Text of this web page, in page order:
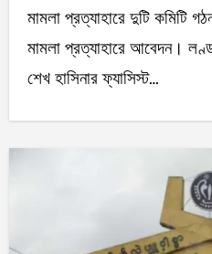
মামলা প্রত্যাহারে দুটি কমিটি গঠন। ৩১ ডিসেম্বরের মধ্যে
মামলা প্রত্যাহারে আবেদন।
শেখ হাসিনার ফ্যাসিস্ট…